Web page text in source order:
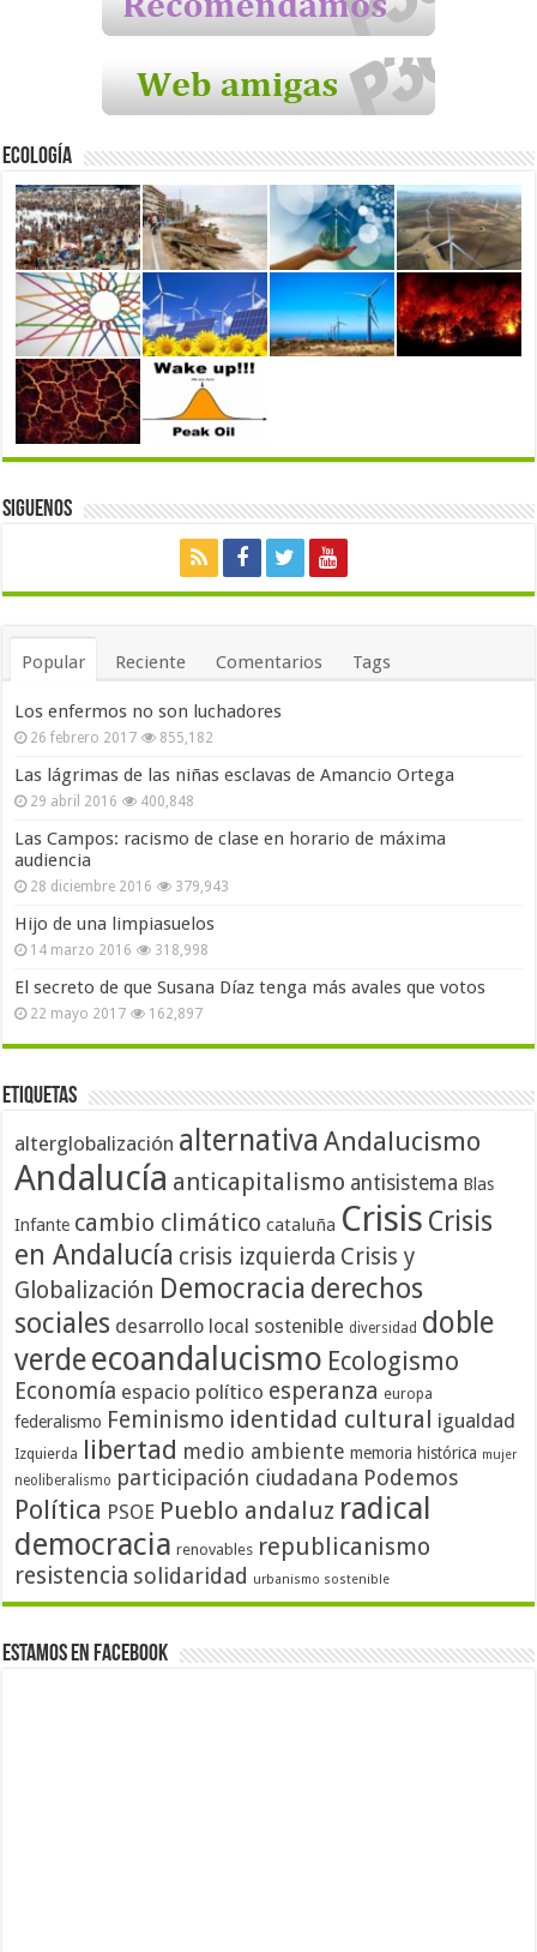
Ecología
Siguenos
Popular Reciente Comentarios Tags
Los enfermos no son luchadores
26 febrero 2017 855,182
Las lágrimas de las niñas esclavas de Amancio Ortega
29 abril 2016 400,848
Las Campos: racismo de clase en horario de máxima
audiencia
28 diciembre 2016 379,943
Hijo de una limpiasuelos
14 marzo 2016 318,998
El secreto de que Susana Díaz tenga más avales que votos
22 mayo 2017 162,897
Etiquetas
alterglobalización alternativa Andalucismo
Andalucía anticapitalismo antisistema Blas
Infante cambio climático cataluña Crisis Crisis
en Andalucía crisis izquierda Crisis y
Globalización Democracia derechos
sociales desarrollo local sostenible diversidad doble
verdeecoandalucismo Ecologismo
Economía espacio político esperanza europa
federalismo Feminismo identidad cultural igualdad
Izquierda libertad medio ambiente memoria histórica mujer
neoliberalismo participación ciudadana Podemos
Política PSOE Pueblo andaluz radical
democracia renovables republicanismo
resistencia solidaridad urbanismo sostenible
Estamos en Facebook